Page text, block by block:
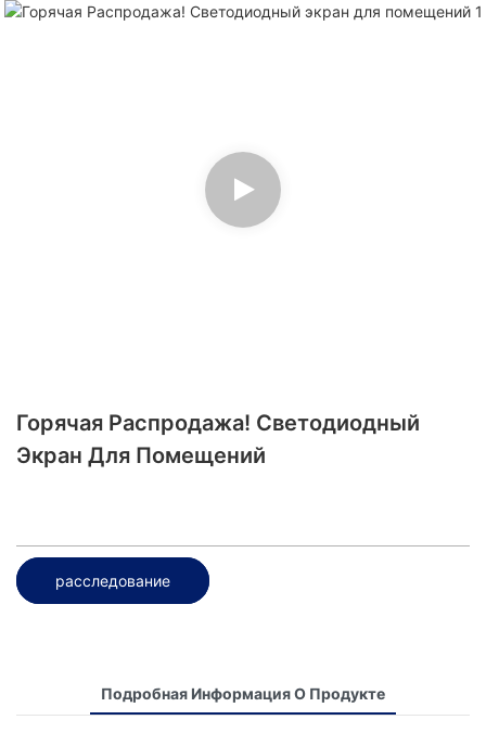
Горячая Распродажа! Светодиодный
Экран Для Помещений
расследование
Подробная Информация О Продукте